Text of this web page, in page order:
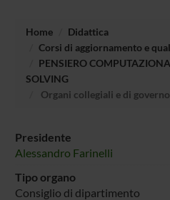
Home
Didattica
Corsi di aggiornamento e
PENSIERO
SOLVING
Organi collegiali e di governo
Presidente
Alessandro Farinelli
Tipo organo
Consiglio di dipartimento